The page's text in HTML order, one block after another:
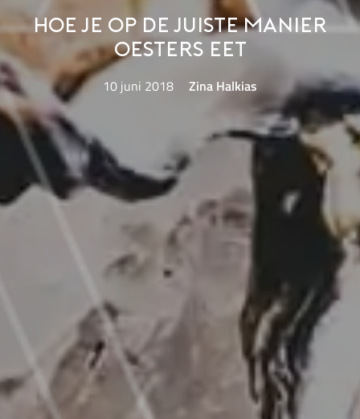
Hoe je op de juiste manier
oesters eet
10 juni 2018 Zina Halkias